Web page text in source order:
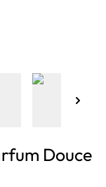
Douce